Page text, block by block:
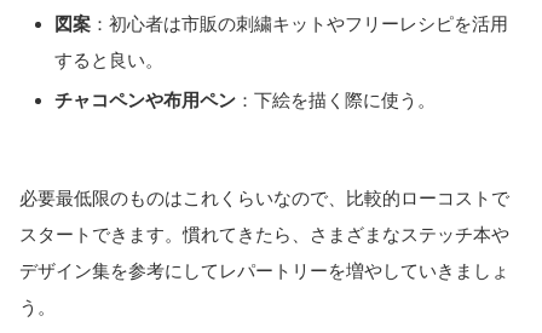
図案 ：初心者は市販の刺繍キットやフリーレシピを活用
すると良い。
チャコペンや布用ペン ：下絵を描く際に使う。
必要最低限のものはこれくらいなので、比較的ローコストで
スタートできます。慣れてきたら、さまざまなステッチ本や
デザイン集を参考にしてレパートリーを増やしていきましょ
う。